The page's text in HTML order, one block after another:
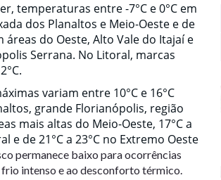
temperaturas entre -7°C e 0°C em
dos Planaltos e Meio-Oeste e de
áreas do Oeste, Alto Vale do Itajaí e
Serrana. No Litoral, marcas
variam entre 10°C e 16°C
grande Florianópolis, região
mais altas do Meio-Oeste, 17°C a
e de 21°C a 23°C no Extremo Oeste
permanece baixo para ocorrências
frio intenso e ao desconforto térmico.